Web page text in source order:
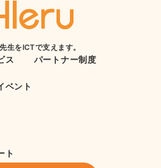
生をICTで支えます。
ス
ベント
ト
パートナー制度